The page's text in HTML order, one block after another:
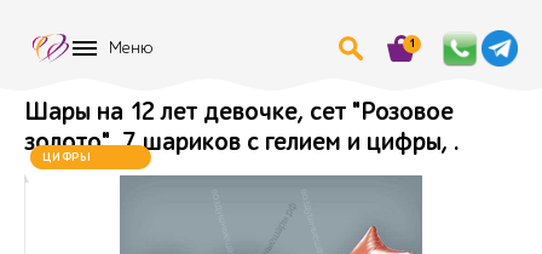
Меню 1
Шары на 12 лет девочке, сет "Розовое
золото", 7 шариков с гелием и цифры, .
ХИТ
ЦИФРЫ